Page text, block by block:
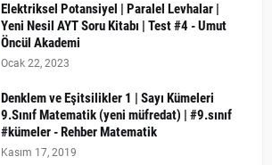
Elektriksel Potansiyel | Paralel Levhalar |
Yeni Nesil AYT Soru Kitabı | Test #4 - Umut
Öncül Akademi
Ocak 22, 2023
Denklem ve Eşitsilikler 1 | Sayı Kümeleri
9.Sınıf Matematik (yeni müfredat) | #9.sınıf
#kümeler - Rehber Matematik
Kasım 17, 2019